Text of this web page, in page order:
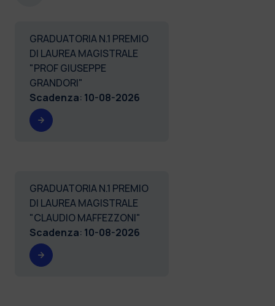
GRADUATORIA N.1 PREMIO
DI LAUREA MAGISTRALE
"PROF GIUSEPPE
GRANDORI"
Scadenza: 10-08-2026
GRADUATORIA N.1 PREMIO
DI LAUREA MAGISTRALE
"CLAUDIO MAFFEZZONI"
Scadenza: 10-08-2026